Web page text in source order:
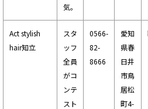
気。
Act stylish
hair知立
スタ
ッフ
全員
がコ
ンテ
スト
0566-
82-
8666
愛知
県春
日井
市鳥
居松
町4-